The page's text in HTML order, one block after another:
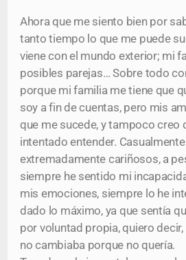
Ahora que me siento bien por
tanto tiempo lo que me puede
viene con el mundo exterior; mi
posibles parejas… Sobre todo
porque mi familia me tiene que
soy a fin de cuentas, pero mis
que me sucede, y tampoco creo
intentado entender.
extremadamente cariñosos, a
siempre he sentido mi
mis emociones, siempre lo he
dado lo máximo, ya que sentía
por voluntad propia, quiero
no cambiaba porque no quería.